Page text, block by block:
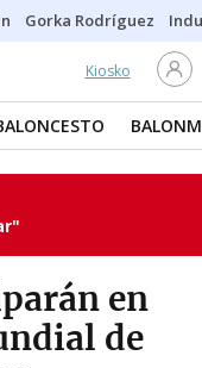
Gorka Rodríguez
Kiosko
en
de